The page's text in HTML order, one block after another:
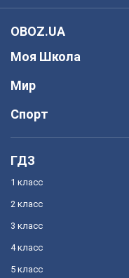
OBOZ.UA
Моя Школа
Мир
Спорт
ГДЗ
1 класс
2 класс
3 класс
4 класс
5 класс